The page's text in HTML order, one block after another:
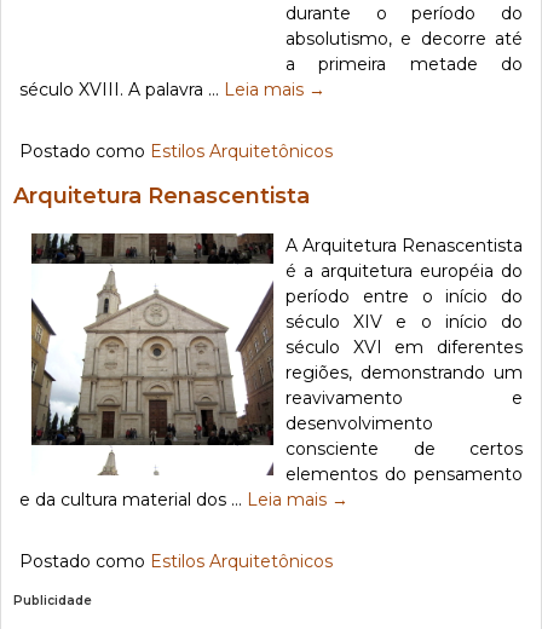
durante o período do
absolutismo, e decorre até
a primeira metade do
século XVIII. A palavra … Leia mais →
Postado como Estilos Arquitetônicos
Arquitetura Renascentista
A Arquitetura Renascentista
é a arquitetura européia do
período entre o início do
século XIV e o início do
século XVI em diferentes
regiões, demonstrando um
reavivamento e
desenvolvimento
consciente de certos
elementos do pensamento
e da cultura material dos … Leia mais →
Postado como Estilos Arquitetônicos
Publicidade